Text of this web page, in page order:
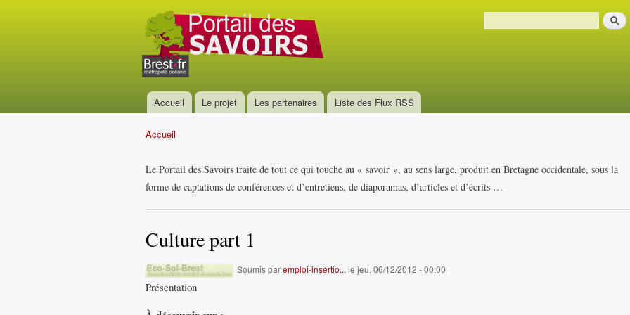
Portail
des
savoirs
Formulaire de recherche
Menu principal
Accueil Le projet Les partenaires Liste des Flux RSS
Accueil
Le Portail des Savoirs traite de tout ce qui touche au « savoir », au sens large, produit en Bretagne occidentale, sous la
forme de captations de conférences et d’entretiens, de diaporamas, d’articles et d’écrits …
Culture part 1
Soumis paremploi-insertio... le jeu, 06/12/2012 - 00:00
Présentation